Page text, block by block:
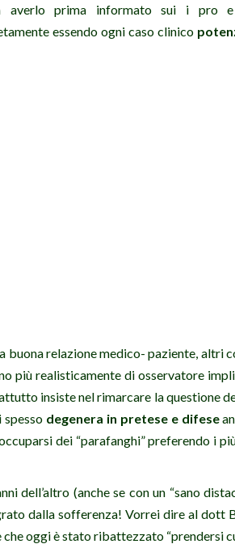
averlo prima informato sui i pro
essendo ogni caso clinico
buona relazione medico- paziente, altri
più realisticamente di osservatore
insiste nel rimarcare la questione
spesso degenera in pretese e difese
dei “parafanghi” preferendo i
dell’altro (anche se con un “sano
dalla sofferenza! Vorrei dire al dott
oggi è stato ribattezzato “prendersi